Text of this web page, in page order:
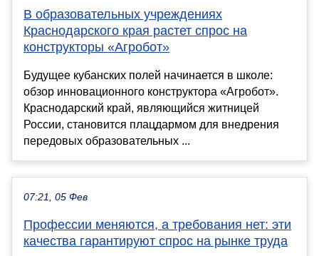
В образовательных учреждениях
Краснодарского края растет спрос на
конструкторы «Агробот»
Будущее кубанских полей начинается в школе:
обзор инновационного конструктора «Агробот».
Краснодарский край, являющийся житницей
России, становится плацдармом для внедрения
передовых образовательных ...
07:21, 05 Фев
Профессии меняются, а требования нет: эти
качества гарантируют спрос на рынке труда